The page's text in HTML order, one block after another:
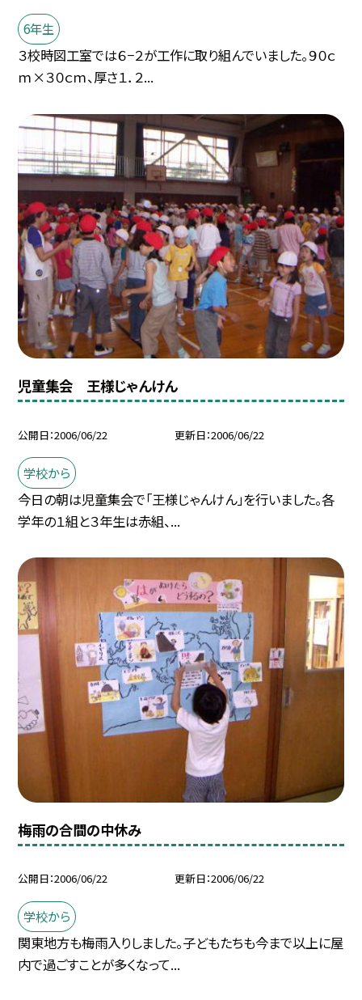
6年生
３校時図工室では６−２が工作に取り組んでいました。９０ｃ
ｍ×３０ｃｍ、厚さ１．２...
児童集会 王様じゃんけん
公開日 2006/06/22 更新日 2006/06/22
学校から
今日の朝は児童集会で「王様じゃんけん」を行いました。各
学年の１組と３年生は赤組、...
梅雨の合間の中休み
公開日 2006/06/22 更新日 2006/06/22
学校から
関東地方も梅雨入りしました。子どもたちも今まで以上に屋
内で過ごすことが多くなって...